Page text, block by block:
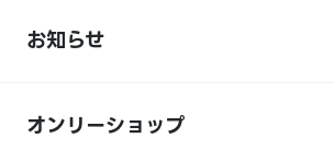
お知らせ
オンリーショップ